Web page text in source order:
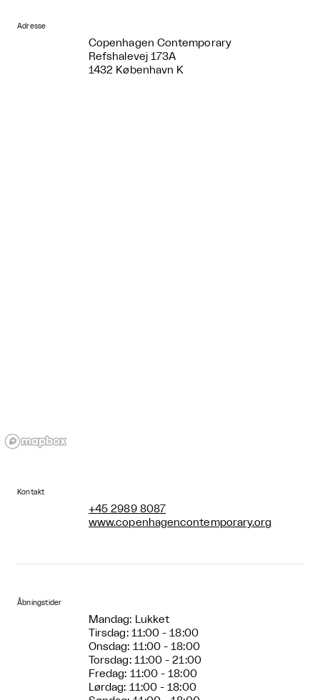
Adresse
Copenhagen Contemporary
Refshalevej 173A
1432 København K
Kontakt
+45 2989 8087
www.copenhagencontemporary.org
Åbningstider
Mandag: Lukket
Tirsdag: 11:00 - 18:00
Onsdag: 11:00 - 18:00
Torsdag: 11:00 - 21:00
Fredag: 11:00 - 18:00
Lørdag: 11:00 - 18:00